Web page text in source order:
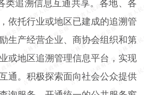
类追溯信息互通共享。各地、各
依托行业或地区已建成的追溯管
生产经营企业、商协会组织和第
或地区追溯管理信息平台，实现
通。积极探索面向社会公众提供